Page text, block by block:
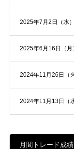
2025年7月2日（水
2025年6月16日（
2024年11月26日（
2024年11月13日（
月間トレード成績